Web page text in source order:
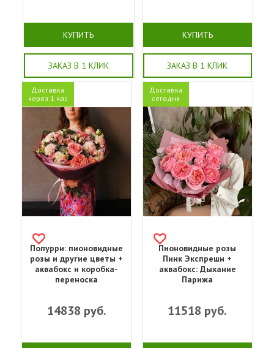
КУПИТЬ
ЗАКАЗ В 1 КЛИК
КУПИТЬ
ЗАКАЗ В 1 КЛИК
Доставка
через 1 час
Попурри: пионовидные
розы и другие цветы +
аквабокс и коробка-
переноска
14838 руб.
Доставка
сегодня
Пионовидные розы
Пинк Экспрешн +
аквабокс: Дыхание
Парижа
11518 руб.